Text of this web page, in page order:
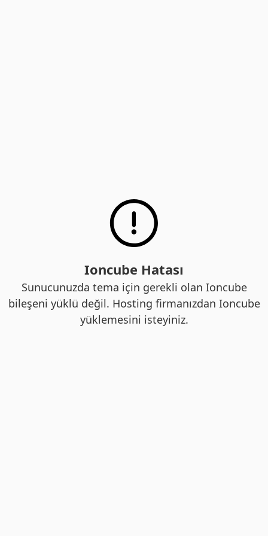
Ioncube Hatası
Sunucunuzda tema için gerekli olan Ioncube
bileşeni yüklü değil. Hosting firmanızdan Ioncube
yüklemesini isteyiniz.